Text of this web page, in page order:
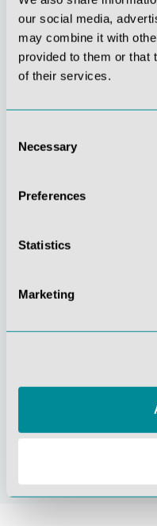
our social media,
may combine it with
provided to them or that
of their services.
Selection
Necessary
Preferences
Statistics
Marketing
Innovationskraft
Gelebte
Handeln